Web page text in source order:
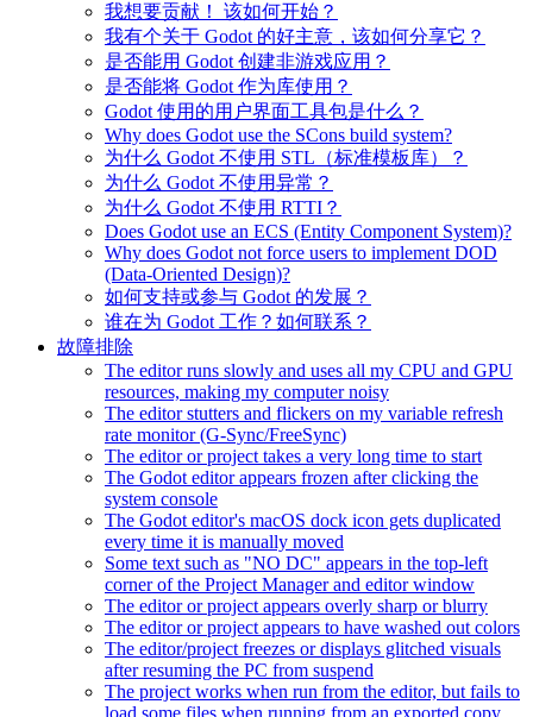
我想要贡献！ 该如何开始？
我有个关于 Godot 的好主意，该如何分享它？
是否能用 Godot 创建非游戏应用？
是否能将 Godot 作为库使用？
Godot 使用的用户界面工具包是什么？
Why does Godot use the SCons build system?
为什么 Godot 不使用 STL（标准模板库）？
为什么 Godot 不使用异常？
为什么 Godot 不使用 RTTI？
Does Godot use an ECS (Entity Component System)?
Why does Godot not force users to implement DOD
(Data-Oriented Design)?
如何支持或参与 Godot 的发展？
谁在为 Godot 工作？如何联系？
故障排除
The editor runs slowly and uses all my CPU and GPU
resources, making my computer noisy
The editor stutters and flickers on my variable refresh
rate monitor (G-Sync/FreeSync)
The editor or project takes a very long time to start
The Godot editor appears frozen after clicking the
system console
The Godot editor's macOS dock icon gets duplicated
every time it is manually moved
Some text such as "NO DC" appears in the top-left
corner of the Project Manager and editor window
The editor or project appears overly sharp or blurry
The editor or project appears to have washed out colors
The editor/project freezes or displays glitched visuals
after resuming the PC from suspend
The project works when run from the editor, but fails to
load some files when running from an exported copy